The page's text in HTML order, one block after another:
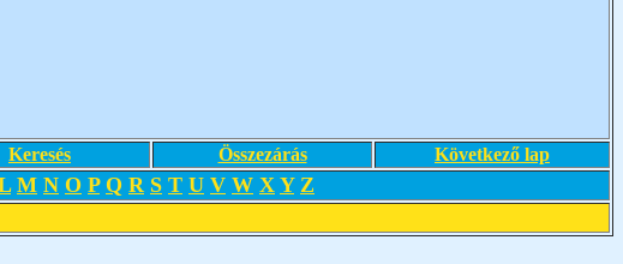
Keresés Összezárás Következő lap
M N O P Q R S T U V W X Y Z